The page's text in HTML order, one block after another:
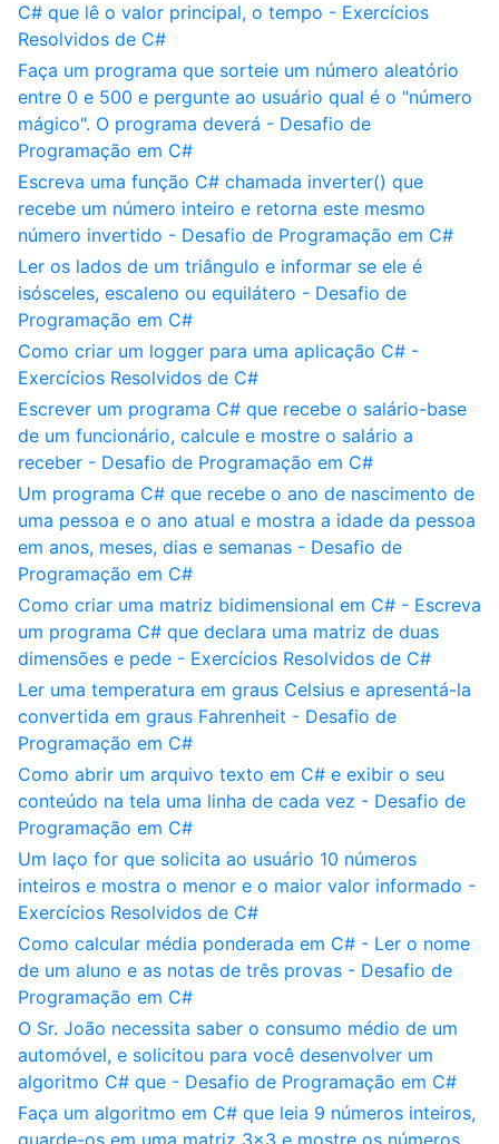
C# que lê o valor principal, o tempo - Exercícios
Resolvidos de C#
Faça um programa que sorteie um número aleatório
entre 0 e 500 e pergunte ao usuário qual é o "número
mágico". O programa deverá - Desafio de
Programação em C#
Escreva uma função C# chamada inverter() que
recebe um número inteiro e retorna este mesmo
número invertido - Desafio de Programação em C#
Ler os lados de um triângulo e informar se ele é
isósceles, escaleno ou equilátero - Desafio de
Programação em C#
Como criar um logger para uma aplicação C# -
Exercícios Resolvidos de C#
Escrever um programa C# que recebe o salário-base
de um funcionário, calcule e mostre o salário a
receber - Desafio de Programação em C#
Um programa C# que recebe o ano de nascimento de
uma pessoa e o ano atual e mostra a idade da pessoa
em anos, meses, dias e semanas - Desafio de
Programação em C#
Como criar uma matriz bidimensional em C# - Escreva
um programa C# que declara uma matriz de duas
dimensões e pede - Exercícios Resolvidos de C#
Ler uma temperatura em graus Celsius e apresentá-la
convertida em graus Fahrenheit - Desafio de
Programação em C#
Como abrir um arquivo texto em C# e exibir o seu
conteúdo na tela uma linha de cada vez - Desafio de
Programação em C#
Um laço for que solicita ao usuário 10 números
inteiros e mostra o menor e o maior valor informado -
Exercícios Resolvidos de C#
Como calcular média ponderada em C# - Ler o nome
de um aluno e as notas de três provas - Desafio de
Programação em C#
O Sr. João necessita saber o consumo médio de um
automóvel, e solicitou para você desenvolver um
algoritmo C# que - Desafio de Programação em C#
Faça um algoritmo em C# que leia 9 números inteiros,
guarde-os em uma matriz 3x3 e mostre os números